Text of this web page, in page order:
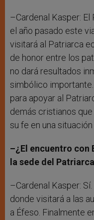
–Cardenal Kasper:
el año pasado este
visitará al Patriarca
de honor entre los
no dará resultados
simbólico
para apoyar al
demás cristianos
su fe en una
–¿El encuentro con
la sede del
–Cardenal Kasper:
donde visitará a las
a Éfeso. Finalmente